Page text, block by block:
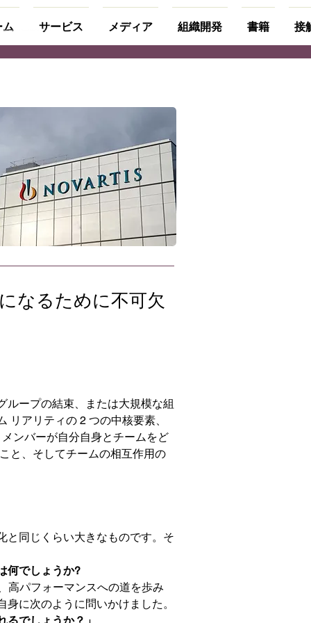
ム サービス メディア 組織開発 書籍 接
なるために不可欠
ループの結束、または大規模な組
アリティの 2 つの中核要素、
ンバーが自分自身とチームをど
と、そしてチームの相互作用の
と同じくらい大きなものです。そ
何でしょうか?
高パフォーマンスへの道を歩み
に次のように問いかけました。